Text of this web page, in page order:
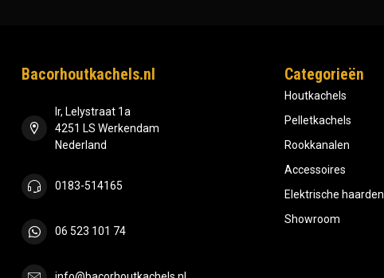
Bacorhoutkachels.nl
Ir, Lelystraat 1a
4251 LS Werkendam
Nederland
0183-514165
06 523 101 74
Categorieën
Houtkachels
Pelletkachels
Rookkanalen
Accessoires
Elektrische haarden
Showroom